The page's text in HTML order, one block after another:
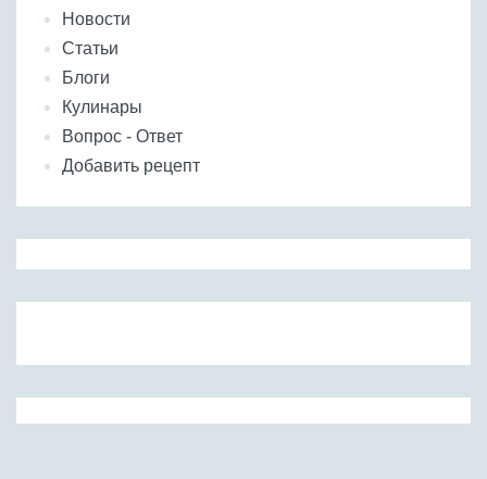
Новости
Статьи
Блоги
Кулинары
Вопрос - Ответ
Добавить рецепт